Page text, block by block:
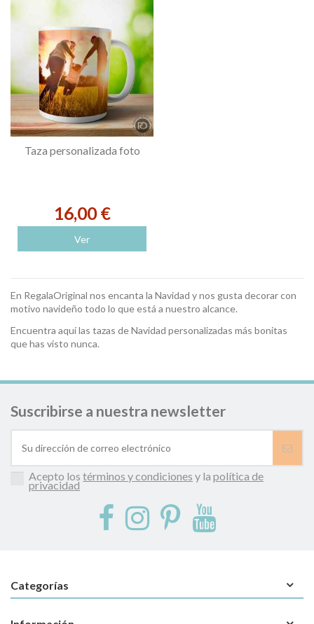
Taza personalizada foto
16,00 €
Ver
En RegalaOriginal nos encanta la Navidad y nos gusta decorar con
motivo navideño todo lo que está a nuestro alcance.
Encuentra aquí las tazas de Navidad personalizadas más bonitas
que has visto nunca.
Suscribirse a nuestra newsletter
Acepto lostérminos y condiciones y lapolítica de
privacidad
Categorías